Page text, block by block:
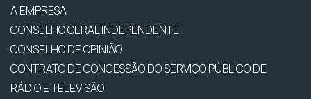
A EMPRESA
CONSELHO GERAL INDEPENDENTE
CONSELHO DE OPINIÃO
CONTRATO DE CONCESSÃO DO SERVIÇO PÚBLICO DE
RÁDIO E TELEVISÃO